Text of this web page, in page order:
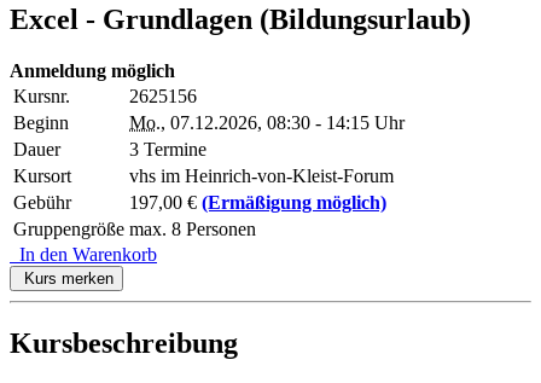
Excel - Grundlagen (Bildungsurlaub)
Anmeldung möglich
Kursnr.
2625156
Beginn
Mo., 07.12.2026, 08:30 - 14:15 Uhr
Dauer
3 Termine
Kursort
vhs im Heinrich-von-Kleist-Forum
Gebühr
197,00 € (Ermäßigung möglich)
Gruppengröße max. 8 Personen
In den Warenkorb
Kurs merken
Kursbeschreibung